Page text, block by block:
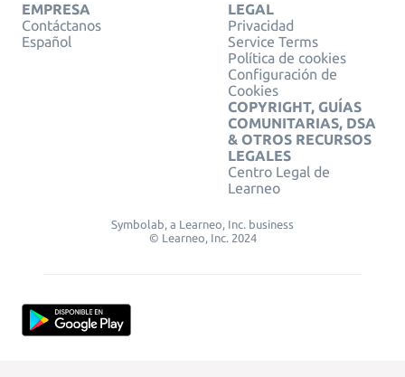
EMPRESA
Contáctanos
Español
LEGAL
Privacidad
Service Terms
Política de cookies
Configuración de
Cookies
COPYRIGHT, GUÍAS
COMUNITARIAS, DSA
& OTROS RECURSOS
LEGALES
Centro Legal de
Learneo
Symbolab, a Learneo, Inc. business
© Learneo, Inc. 2024